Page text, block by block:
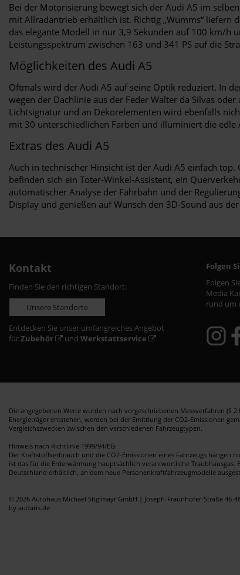
Bei der Motorisierung bewegt sich der Audi A5 im
mit Allradantrieb erhältlich ist. Richtig „Wumms“ liefern
das elegante Modell in nur 3,9 Sekunden auf 100 km/h
Leistungsspektrum zwischen 163 und 341 PS auf die
Möglichkeiten des Audi A5
Oftmals wird der Audi A5 auf seine Optik reduziert. In
wegen der Dachlinie aus der Feder Walter da Silvas
Lichtsignatur und an Dekorelementen wird ebenfalls
mit 30 unterschiedlichen Farben und illuminiert die
Extras des Audi A5
Auch in technischer Hinsicht ist der Audi A5 einfach
befinden sich ein Toter-Winkel-Assistent, ein
automatischer Analyse der Fahrbahn und der
Display und genießen auf Wunsch den 3D-Sound aus
Kontakt
Finden Sie den richtigen Standort:
Unsere Standorte
Entdecken Sie unser umfangreiches Angebot
fürZubehör und Werkstattservice
Folgen
Folgen
Media
rund um
Die angegebenen Werte wurden nach vorgeschriebenen Messverfahren (§
Energieträger entstehen, werden bei der Emittlung der CO2-Emissionen
Vergleichszwecken zwischen den verschiedenen Fahrzeugtypen.
Hinweis nach Richtlinie 1999/94/EG:
Der Kraftstoffverbrauch und die CO2-Emissionen eines Fahrzeugs
ist das für die Erderwärmung hauptsächlich verantwortliche
Deutschland erhältlich, an dem neue Personenkraftfahrzeugmodelle
© 2026 Autohaus Michael Stiglmayr GmbH | Joseph-Fraunhofer-Straße
by audaris.de